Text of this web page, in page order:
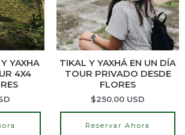
YAXHA
4X4
TIKAL Y YAXHÁ EN UN DÍA
TOUR PRIVADO DESDE
FLORES
$250.00 USD
Reservar Ahora